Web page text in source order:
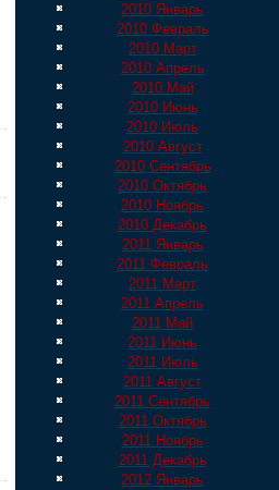
2010 Январь
2010 Февраль
2010 Март
2010 Апрель
2010 Май
2010 Июнь
2010 Июль
2010 Август
2010 Сентябрь
2010 Октябрь
2010 Ноябрь
2010 Декабрь
2011 Январь
2011 Февраль
2011 Март
2011 Апрель
2011 Май
2011 Июнь
2011 Июль
2011 Август
2011 Сентябрь
2011 Октябрь
2011 Ноябрь
2011 Декабрь
2012 Январь